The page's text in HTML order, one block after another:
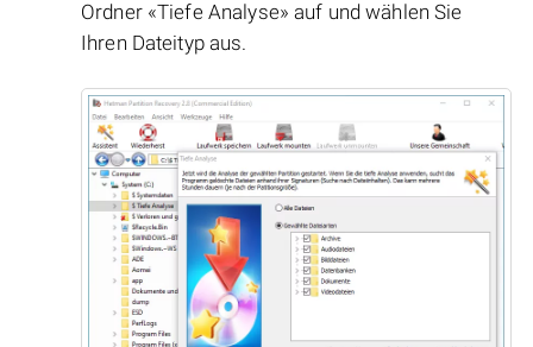
Ordner «Tiefe Analyse» auf und wählen Sie
Ihren Dateityp aus.